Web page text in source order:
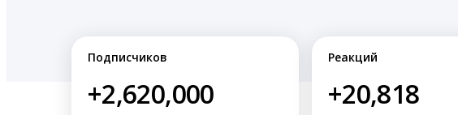
Подписчиков
+2,620,000
Реакций
+20,818